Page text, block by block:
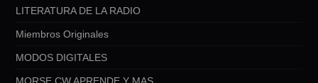
LITERATURA DE LA RADIO
Miembros Originales
MODOS DIGITALES
MORSE CW APRENDE Y MAS